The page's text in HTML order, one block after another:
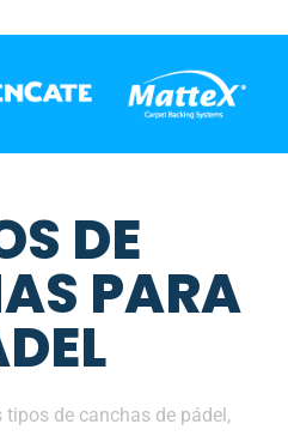
DE
PARA
de canchas de pádel,